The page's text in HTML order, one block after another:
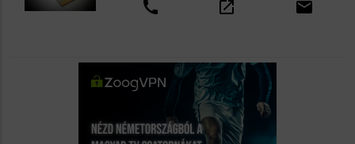
call open_in_new email